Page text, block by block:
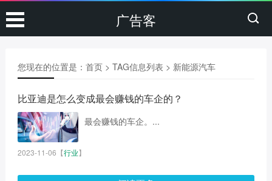
广告客
您现在的位置是： 首页> TAG信息列表 > 新能源汽车
比亚迪是怎么变成最会赚钱的车企的？
最会赚钱的车企。...
2023-11-06 【行业】